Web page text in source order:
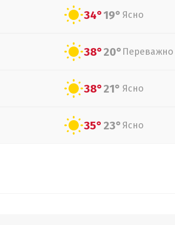
34°19° Ясно
38°20° Переважно
38°21° Ясно
35°23° Ясно